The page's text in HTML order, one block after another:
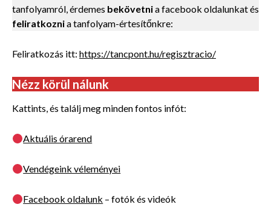
tanfolyamról, érdemes bekövetnia facebook oldalunkat és
feliratkoznia tanfolyam-értesítőnkre:
Feliratkozás itt: https://tancpont.hu/regisztracio/
Nézz körül nálunk
Kattints, és találj meg minden fontos infót:
Aktuális órarend
Vendégeink véleményei
Facebook oldalunk – fotók és videók